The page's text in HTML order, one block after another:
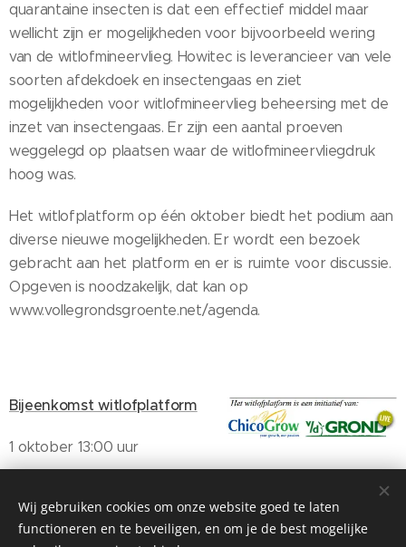
quarantaine insecten is dat een effectief middel maar
wellicht zijn er mogelijkheden voor bijvoorbeeld wering
van de witlofmineervlieg. Howitec is leverancieer van vele
soorten afdekdoek en insectengaas en ziet
mogelijkheden voor witlofmineervlieg beheersing met de
inzet van insectengaas. Er zijn een aantal proeven
weggelegd op plaatsen waar de witlofmineervliegdruk
hoog was.
Het witlofplatform op één oktober biedt het podium aan
diverse nieuwe mogelijkheden. Er wordt een bezoek
gebracht aan het platform en er is ruimte voor discussie.
Opgeven is noodzakelijk, dat kan op
www.vollegrondsgroente.net/agenda.
Bijeenkomst witlofplatform
1 oktober 13:00 uur
Wij gebruiken cookies om onze website goed te laten
functioneren en te beveiligen, en om je de best mogelijke